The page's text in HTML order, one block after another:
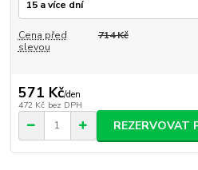
Cena před
slevou
714 Kč
571 Kč/den
472 Kč bez DPH
REZERVOVAT